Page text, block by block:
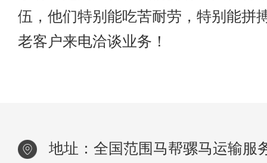
伍，他们特别能吃苦耐劳，特别能拼
老客户来电洽谈业务！
地址：全国范围马帮骡马运输服